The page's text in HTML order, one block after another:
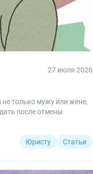
27 июля 2026
только мужу или жене,
после отмены
Юристу Статьи